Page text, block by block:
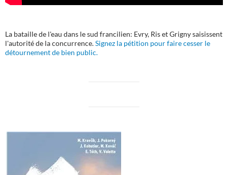
La bataille de l'eau dans le sud francilien: Evry, Ris et Grigny saisissent
l'autorité de la concurrence.Signez la pétition pour faire cesser le
détournement de bien public.